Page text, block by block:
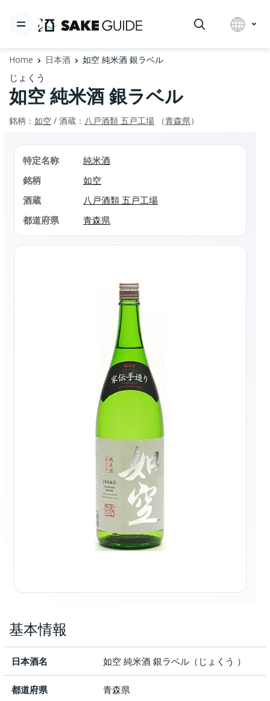
Home 日本酒 如空 純米酒 銀ラベル
じょくう
如空 純米酒 銀ラベル
銘柄： 如空 / 酒蔵： 八戸酒類 五戸工場 （青森県）
特定名称
純米酒
銘柄
如空
酒蔵
八戸酒類 五戸工場
都道府県
青森県
基本情報
日本酒名 如空 純米酒 銀ラベル（じょくう ）
都道府県 青森県